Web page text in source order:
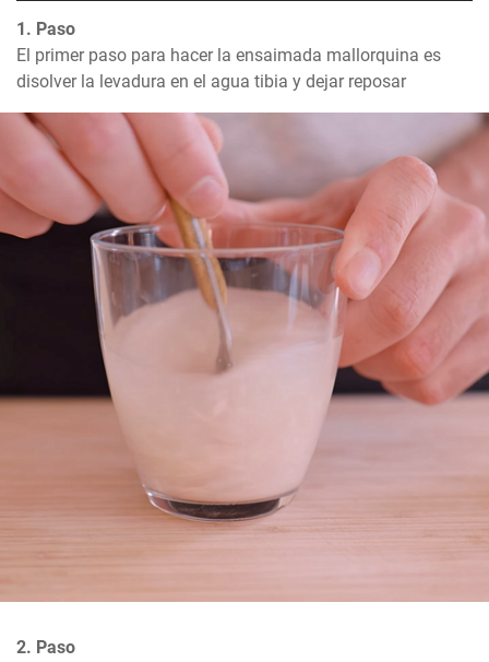
1. Paso
El primer paso para hacer la ensaimada mallorquina es
disolver la levadura en el agua tibia y dejar reposar
2. Paso